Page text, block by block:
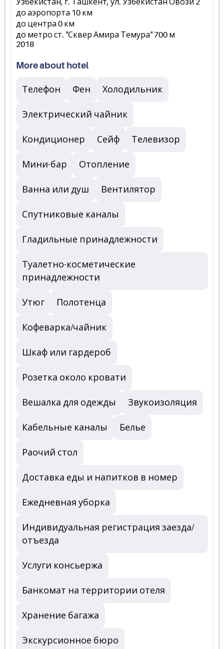
Узбекистан, г. Ташкент, ул. Узбекистан Овози 2
до аэропорта 10 км
до центра 0 км
до метро ст. "Сквер Амира Темура" 700 м
2018
More about hotel
Телефон Фен Холодильник
Электрический чайник
Кондиционер Сейф Телевизор
Мини-бар Отопление
Ванна или душ Вентилятор
Спутниковые каналы
Гладильные принадлежности
Туалетно-косметические
принадлежности
Утюг Полотенца
Кофеварка/чайник
Шкаф или гардероб
Розетка около кровати
Вешалка для одежды Звукоизоляция
Кабельные каналы Белье
Раочий стол
Доставка еды и напитков в номер
Ежедневная уборка
Индивидуальная регистрация заезда/
отъезда
Услуги консьержа
Банкомат на территории отеля
Хранение багажа
Экскурсионное бюро